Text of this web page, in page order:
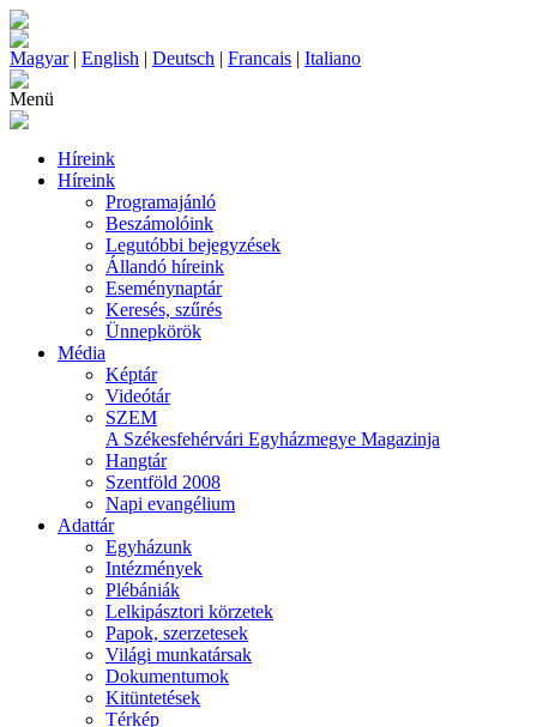
Magyar| English | Deutsch | Francais | Italiano
Menü
Híreink
Híreink
Programajánló
Beszámolóink
Legutóbbi bejegyzések
Állandó híreink
Eseménynaptár
Keresés, szűrés
Ünnepkörök
Média
Képtár
Videótár
SZEM
A Székesfehérvári Egyházmegye Magazinja
Hangtár
Szentföld 2008
Napi evangélium
Adattár
Egyházunk
Intézmények
Plébániák
Lelkipásztori körzetek
Papok, szerzetesek
Világi munkatársak
Dokumentumok
Kitüntetések
Térkép